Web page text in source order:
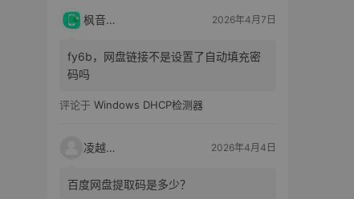
枫音应用 2026年4月7日
fy6b，网盘链接不是设置了自动填充密
码吗
评论于 Windows DHCP检测器
凌越电子 2026年4月4日
百度网盘提取码是多少？